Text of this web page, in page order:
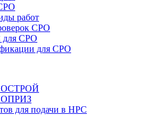
работ
СРО
для СРО
для СРО
для подачи в НРС